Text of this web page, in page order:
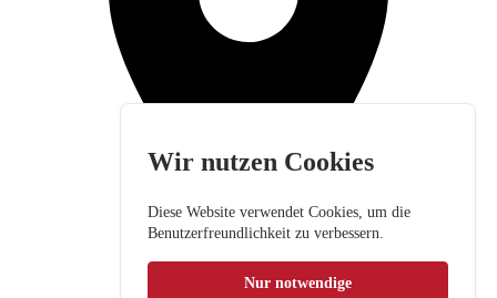
Wir nutzen Cookies
Diese Website verwendet Cookies, um die
Benutzerfreundlichkeit zu verbessern.
Nur notwendige